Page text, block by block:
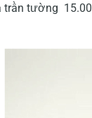
trần tường